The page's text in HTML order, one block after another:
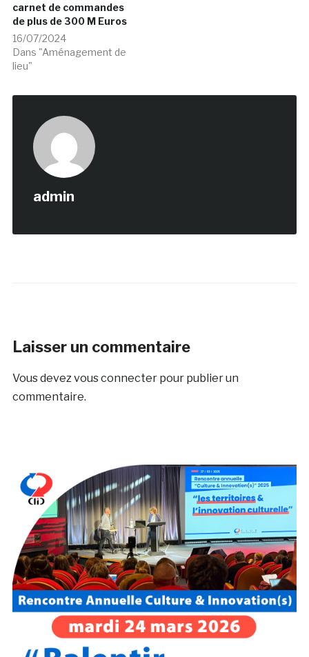
carnet de commandes
de plus de 300 M Euros
16/07/2024
Dans "Aménagement de
lieu"
admin
Laisser un commentaire
Vous devez vous connecterpour publier un
commentaire.